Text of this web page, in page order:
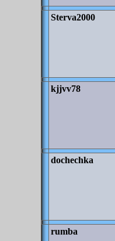
Sterva2000
kjjvv78
dochechka
rumba